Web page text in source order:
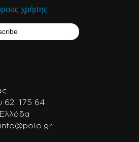
χρήσης
62, 175 64